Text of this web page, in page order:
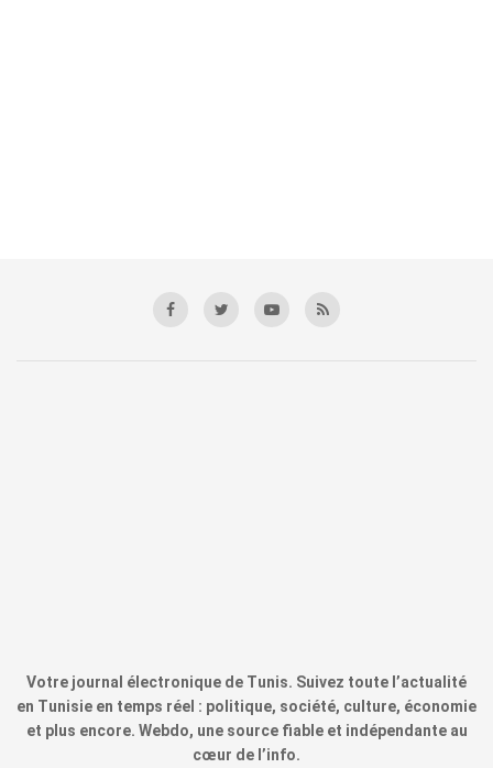
Votre journal électronique de Tunis. Suivez toute l’actualité
en Tunisie en temps réel : politique, société, culture, économie
et plus encore. Webdo, une source fiable et indépendante au
cœur de l’info.